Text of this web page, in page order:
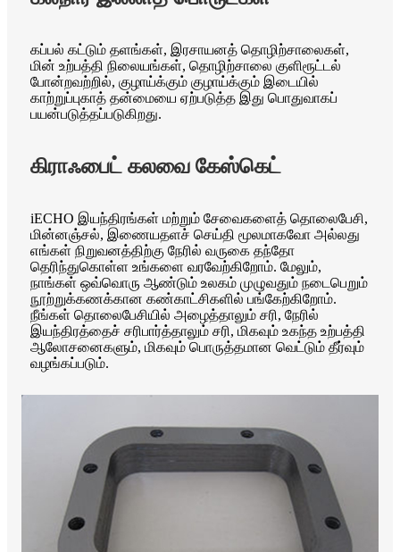
கப்பல் கட்டும் தளங்கள், இரசாயனத் தொழிற்சாலைகள்,
மின் உற்பத்தி நிலையங்கள், தொழிற்சாலை குளிரூட்டல்
போன்றவற்றில், குழாய்க்கும் குழாய்க்கும் இடையில்
காற்றுப்புகாத் தன்மையை ஏற்படுத்த இது பொதுவாகப்
பயன்படுத்தப்படுகிறது.
கிராஃபைட் கலவை கேஸ்கெட்
iECHO இயந்திரங்கள் மற்றும் சேவைகளைத் தொலைபேசி,
மின்னஞ்சல், இணையதளச் செய்தி மூலமாகவோ அல்லது
எங்கள் நிறுவனத்திற்கு நேரில் வருகை தந்தோ
தெரிந்துகொள்ள உங்களை வரவேற்கிறோம். மேலும்,
நாங்கள் ஒவ்வொரு ஆண்டும் உலகம் முழுவதும் நடைபெறும்
நூற்றுக்கணக்கான கண்காட்சிகளில் பங்கேற்கிறோம்.
நீங்கள் தொலைபேசியில் அழைத்தாலும் சரி, நேரில்
இயந்திரத்தைச் சரிபார்த்தாலும் சரி, மிகவும் உகந்த உற்பத்தி
ஆலோசனைகளும், மிகவும் பொருத்தமான வெட்டும் தீர்வும்
வழங்கப்படும்.